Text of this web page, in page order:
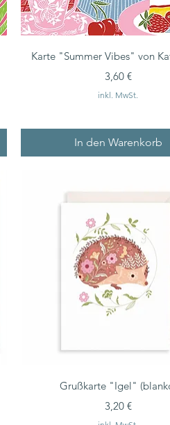
Karte "Summer Vibes" von
Preis
3,60 €
inkl. MwSt.
In den Warenkorb
Grußkarte "Igel"
Preis
3,20 €